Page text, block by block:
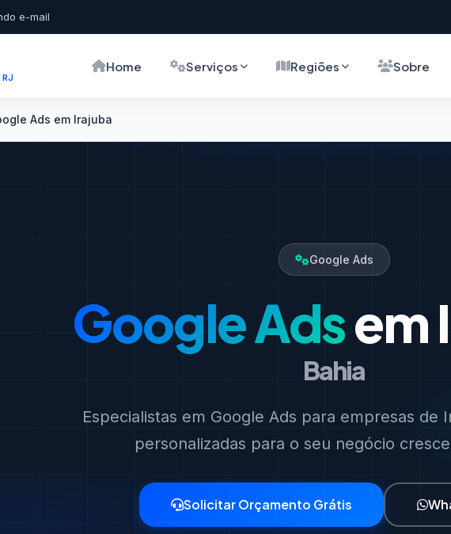
e-mail
RJ
Home Serviços Regiões Sobre
Ads em Irajuba
Google Ads
Google Adsem
Bahia
Especialistas em Google Ads para empresas de
personalizadas para o seu negócio
Solicitar Orçamento Grátis